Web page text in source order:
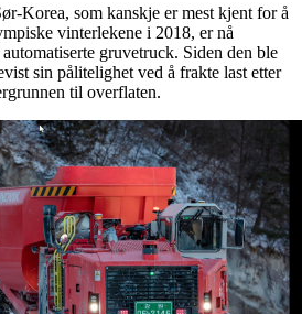
Korea, som kanskje er mest kjent for å
vinterlekene i 2018, er nå
gruvetruck. Siden den ble
sin pålitelighet ved å frakte last etter
til overflaten.